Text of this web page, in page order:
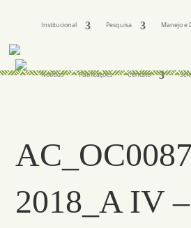
Institucional Pesquisa Manejo e
Notícias Publicações Contato
2018_A IV